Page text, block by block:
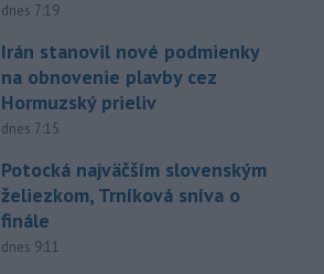
dnes 7:19
Irán stanovil nové podmienky
na obnovenie plavby cez
Hormuzský prieliv
dnes 7:15
Potocká najväčším slovenským
želiezkom, Trníková sníva o
finále
dnes 9:11